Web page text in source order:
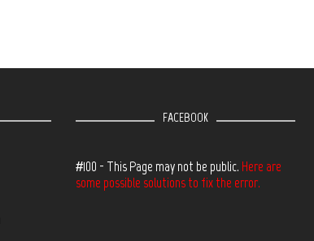
FACEBOOK
#100 - This Page may not be public. Here are
some possible solutions to fix the error.